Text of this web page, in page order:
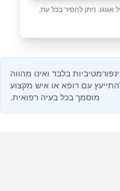
ניתן להסיר בכל עת.
בלבד ואינו מהווה
עם רופא או איש מקצוע
מוסמך בכל בעיה רפואית.